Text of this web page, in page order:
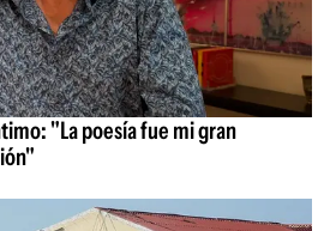
"La poesía fue mi gran